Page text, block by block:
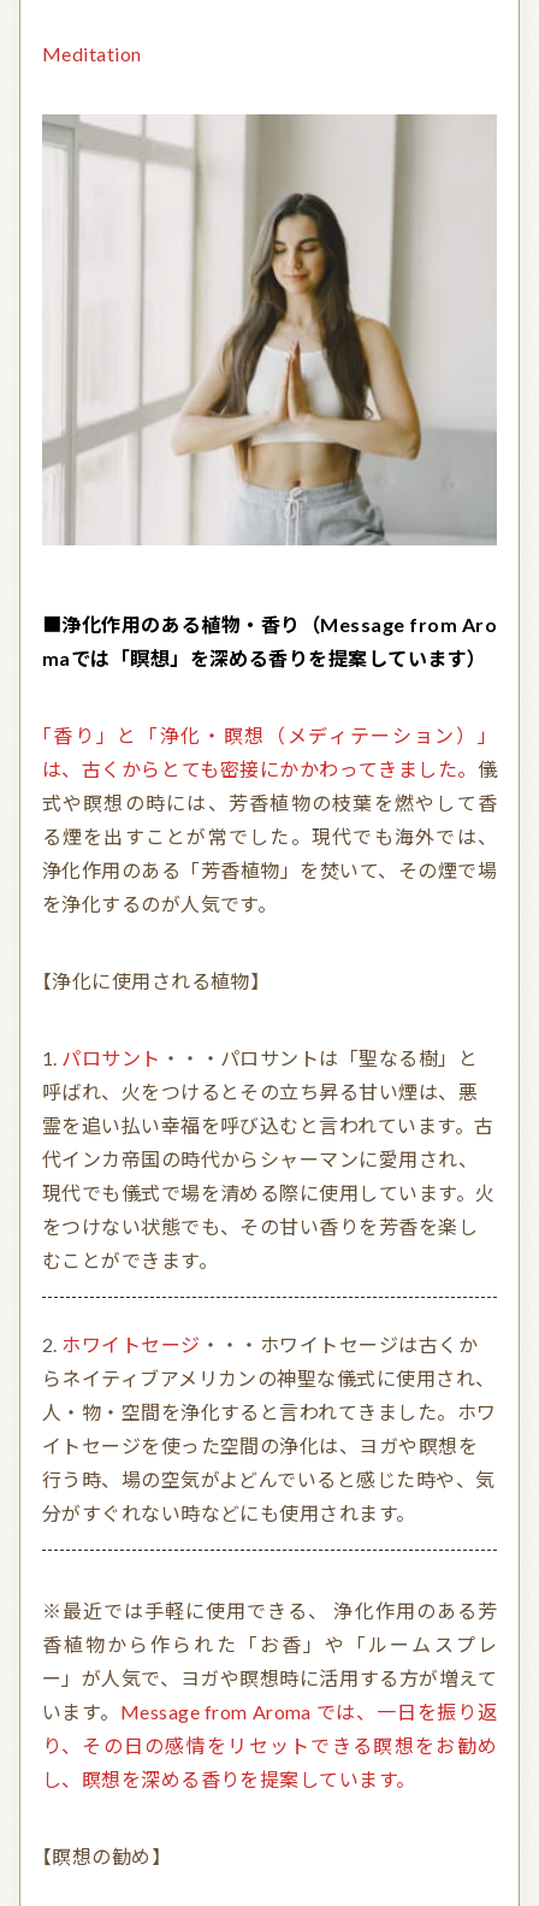
Meditation
浄化作用のある植物・香り（Message from Aro
maでは「瞑想」を深める香りを提案しています）
「香り」と「浄化・瞑想（メディテーション）」
は、古くからとても密接にかかわってきました。 儀
式や瞑想の時には、芳香植物の枝葉を燃やして香
る煙を出すことが常でした。現代でも海外では、
浄化作用のある「芳香植物」を焚いて、その煙で場
を浄化するのが人気です。
【浄化に使用される植物】
パロサント ・・・パロサントは「聖なる樹」と
呼ばれ、火をつけるとその立ち昇る甘い煙は、悪
霊を追い払い幸福を呼び込むと言われています。古
代インカ帝国の時代からシャーマンに愛用され、
現代でも儀式で場を清める際に使用しています。火
をつけない状態でも、その甘い香りを芳香を楽し
むことができます。
ホワイトセージ ・・・ホワイトセージは古くか
らネイティブアメリカンの神聖な儀式に使用され、
人・物・空間を浄化すると言われてきました。ホワ
イトセージを使った空間の浄化は、ヨガや瞑想を
行う時、場の空気がよどんでいると感じた時や、気
分がすぐれない時などにも使用されます。
※最近では手軽に使用できる、 浄化作用のある芳
香植物から作られた「お香」や「ルームスプレ
ー」が人気で、ヨガや瞑想時に活用する方が増えて
います。 Message from Aroma では、一日を振り返
り、その日の感情をリセットできる瞑想をお勧め
し、瞑想を深める香りを提案しています。
【瞑想の勧め】